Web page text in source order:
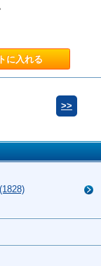
に入れる
>>